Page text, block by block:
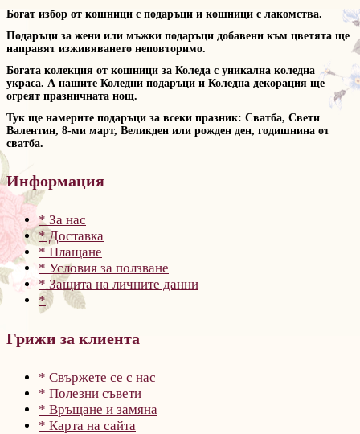
Богат избор от кошници с подаръци и кошници с лакомства.
Подаръци за жени или мъжки подаръци добавени към цветята ще
направят изживяването неповторимо.
Богата колекция от кошници за Коледа с уникална коледна
украса. А нашите Коледни подаръци и Коледна декорация ще
огреят празничната нощ.
Тук ще намерите подаръци за всеки празник: Сватба, Свети
Валентин, 8-ми март, Великден или рожден ден, годишнина от
сватба.
Информация
* За нас
* Доставка
* Плащане
* Условия за ползване
* Защита на личните данни
*
Грижи за клиента
* Свържете се с нас
* Полезни съвети
* Връщане и замяна
* Карта на сайта